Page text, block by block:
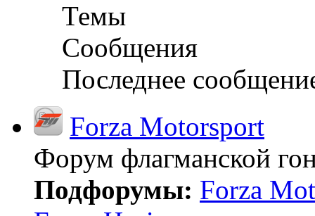
Темы
Сообщения
Последнее
Forza Motorsport
Форум флагманской
Подфорумы: Forza